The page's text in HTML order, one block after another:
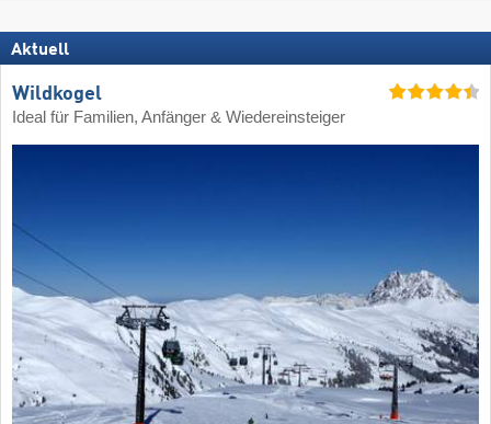
Aktuell
Wildkogel
Ideal für Familien, Anfänger & Wiedereinsteiger